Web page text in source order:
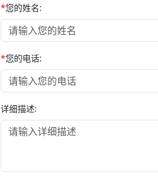
*您的姓名:
*您的电话:
详细描述: